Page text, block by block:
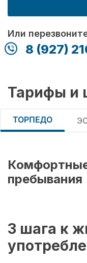
Или
8 (927)
Тарифы и
ТОРПЕДО
пребывания
3 шага к